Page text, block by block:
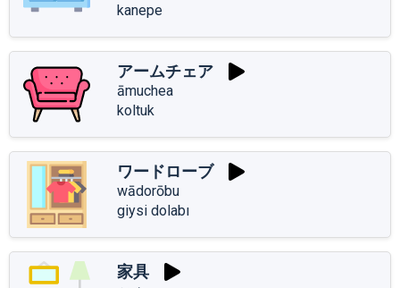
kanepe
アームチェア
āmuchea
koltuk
ワードローブ
wādorōbu
giysi dolabı
家具